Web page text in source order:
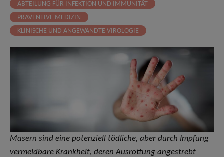
ABTEILUNG FÜR INFEKTION UND IMMUNITÄT
PRÄVENTIVE MEDIZIN
KLINISCHE UND ANGEWANDTE VIROLOGIE
Masern sind eine potenziell tödliche, aber durch Impfung
vermeidbare Krankheit, deren Ausrottung angestrebt